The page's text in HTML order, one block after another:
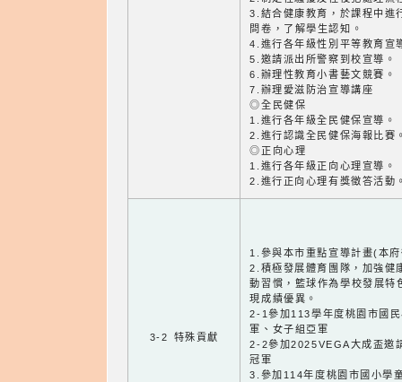
3.結合健康教育，於課程中進
問卷，了解學生認知。
4.進行各年級性別平等教育宣
5.邀請派出所警察到校宣導。
6.辦理性教育小書藝文競賽。
7.辦理愛滋防治宣導講座
◎全民健保
1.進行各年級全民健保宣導。
2.進行認識全民健保海報比賽
◎正向心理
1.進行各年級正向心理宣導。
2.進行正向心理有獎徵答活動
3-2 特殊貢獻
1.參與本市重點宣導計畫(本
2.積極發展體育團隊，加強健
動習慣，籃球作為學校發展特
現成績優異。
2-1參加113學年度桃園市國
軍、女子組亞軍
2-2參加2025VEGA大成盃邀
冠軍
3.參加114年度桃園市國小學